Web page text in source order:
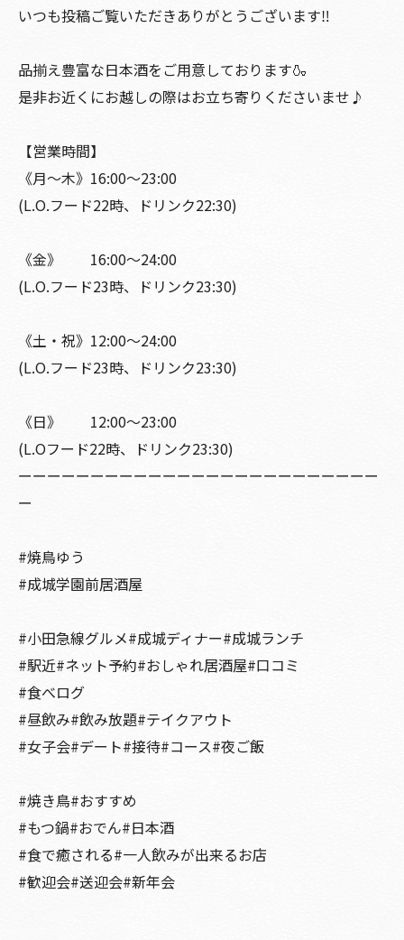
いつも投稿ご覧いただきありがとうございます‼️
品揃え豊富な日本酒をご用意しております🍶
是非お近くにお越しの際はお立ち寄りくださいませ♪
【営業時間】
《月〜木》16:00〜23:00
(L.O.フード22時、ドリンク22:30)
《金》 16:00〜24:00
(L.O.フード23時、ドリンク23:30)
《土・祝》12:00〜24:00
(L.O.フード23時、ドリンク23:30)
《日》 12:00〜23:00
(L.Oフード22時、ドリンク23:30)
ーーーーーーーーーーーーーーーーーーーーーーーーー
ー
#焼鳥ゆう
#成城学園前居酒屋
#小田急線グルメ#成城ディナー#成城ランチ
#駅近#ネット予約#おしゃれ居酒屋#口コミ
#食べログ
#昼飲み#飲み放題#テイクアウト
#女子会#デート#接待#コース#夜ご飯
#焼き鳥#おすすめ
#もつ鍋#おでん#日本酒
#食で癒される#一人飲みが出来るお店
#歓迎会#送迎会#新年会